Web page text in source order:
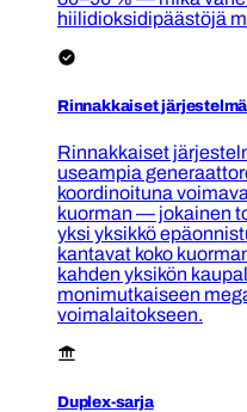
hiilidioksidipäästöjä
Rinnakkaiset
Rinnakkaiset
useampia
koordinoituna
kuorman — jokainen
yksi yksikkö
kantavat koko
kahden yksikön
monimutkaiseen
voimalaitokseen.
Duplex-sarja